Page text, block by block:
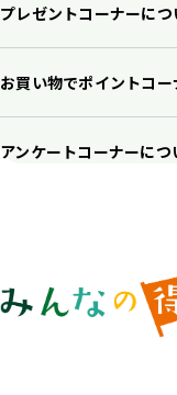
プレゼントコーナーにつ
お買い物でポイントコ
アンケートコーナーにつ